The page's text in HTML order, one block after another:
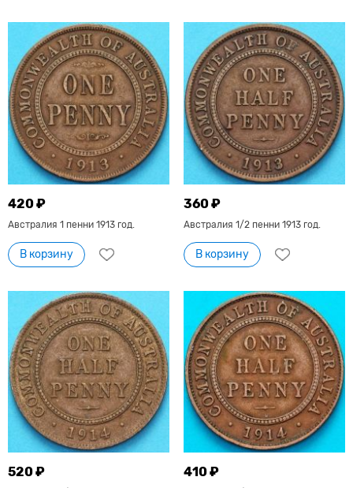
420 ₽
Австралия 1 пенни 1913 год.
В корзину
360 ₽
Австралия 1/2 пенни 1913 год.
В корзину
520 ₽ 410 ₽